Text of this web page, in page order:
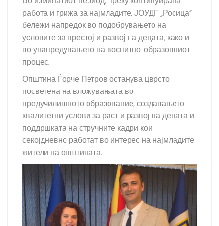
работа и грижа за најмладите, ЈОУДГ „Росица“
бележи напредок во подобрувањето на
условите за престој и развој на децата, како и
во унапредувањето на воспитно-образовниот
процес.
Општина Ѓорче Петров останува цврсто
посветена на вложувањата во
предучилишното образование, создавањето
квалитетни услови за раст и развој на децата и
поддршката на стручните кадри кои
секојдневно работат во интерес на најмладите
жители на општината.